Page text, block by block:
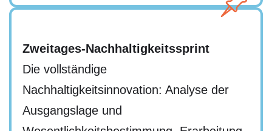
Zweitages-Nachhaltigkeitssprint
Die vollständige
Nachhaltigkeitsinnovation: Analyse der
Ausgangslage und